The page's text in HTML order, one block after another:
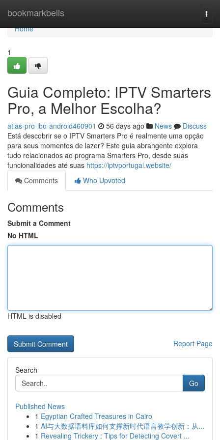
bookmarkbells
Home
Home
1
Guia Completo: IPTV Smarters
Pro, a Melhor Escolha?
atlas-pro-ibo-android460901 56 days ago News
Discuss
Está descobrir se o IPTV Smarters Pro é realmente uma opção
para seus momentos de lazer? Este guia abrangente explora
tudo relacionados ao programa Smarters Pro, desde suas
funcionalidades até suas https://iptvportugal.website/
Comments
Who Upvoted
Comments
Submit a Comment
No HTML
HTML is disabled
Report Page
Search
Go
Published News
1 Egyptian Crafted Treasures in Cairo
1 AI与大数据语料库如何支撑新时代语言教学创新：从...
1 Revealing Trickery : Tips for Detecting Covert ...